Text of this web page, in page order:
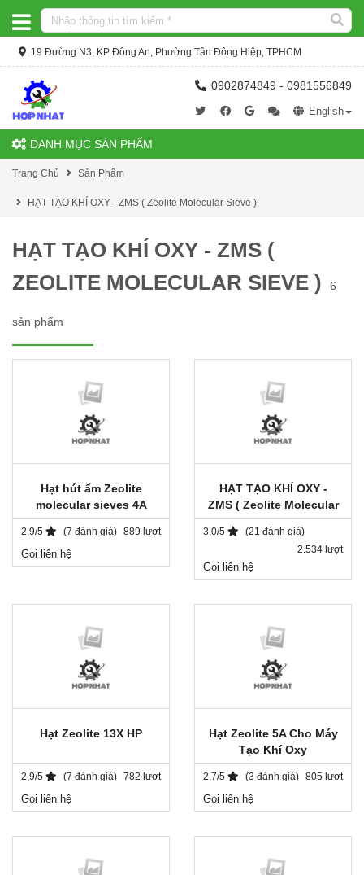
19 Đường N3, KP Đông An, Phường Tân Đông Hiệp, TPHCM
0902874849 - 0981556849
English
DANH MỤC SẢN PHẨM
Trang Chủ Sản Phẩm
HẠT TẠO KHÍ OXY - ZMS ( Zeolite Molecular Sieve )
HẠT TẠO KHÍ OXY - ZMS (
ZEOLITE MOLECULAR SIEVE )
6
sản phẩm
Hạt hút ẩm Zeolite
molecular sieves 4A
2,9/5 (7 đánh giá) 889 lượt
Gọi liên hệ
HẠT TẠO KHÍ OXY -
ZMS ( Zeolite Molecular
Sieve )
3,0/5
(21 đánh giá)
2.534 lượt
Gọi liên hệ
Hạt Zeolite 13X HP
2,9/5 (7 đánh giá) 782 lượt
Gọi liên hệ
Hạt Zeolite 5A Cho Máy
Tạo Khí Oxy
2,7/5 (3 đánh giá) 805 lượt
Gọi liên hệ